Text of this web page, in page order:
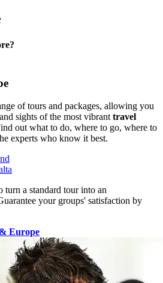
of tours and packages, allowing you
sights of the most vibrant travel
out what to do, where to go, where to
experts who know it best.
turn a standard tour into an
your groups' satisfaction by
Europe